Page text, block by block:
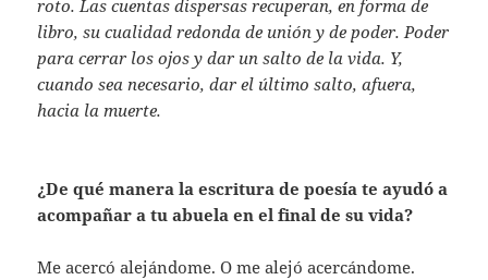
roto. Las cuentas dispersas recuperan, en forma de
libro, su cualidad redonda de unión y de poder. Poder
para cerrar los ojos y dar un salto de la vida. Y,
cuando sea necesario, dar el último salto, afuera,
hacia la muerte.
¿De qué manera la escritura de poesía te ayudó a
acompañar a tu abuela en el final de su vida?
Me acercó alejándome. O me alejó acercándome.